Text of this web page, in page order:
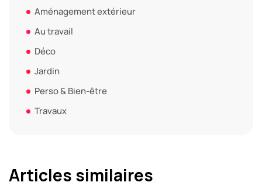
Aménagement extérieur
Au travail
Déco
Jardin
Perso & Bien-être
Travaux
Articles similaires